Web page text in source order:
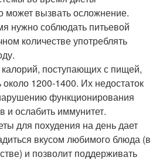
может вызвать осложнение.
нужно соблюдать питьевой
количестве употреблять
поступающих с пищей,
1200-1400. Их недостаток
функционирования
и ослабить иммунитет.
для похудения на день дает
вкусом любимого блюда (в
и позволит поддерживать